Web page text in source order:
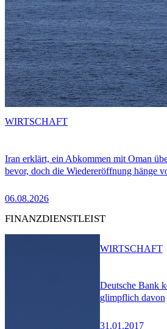
Iran erklärt, ein Abkommen mit Oman
bevor, doch die Wiedereröffnung hänge
06.08.2026
WIRTSCHAFT
FINANZDIENSTLEIST
Deutsche Bank
glimpflich davon
31.01.2017
WIRTSCHAFT